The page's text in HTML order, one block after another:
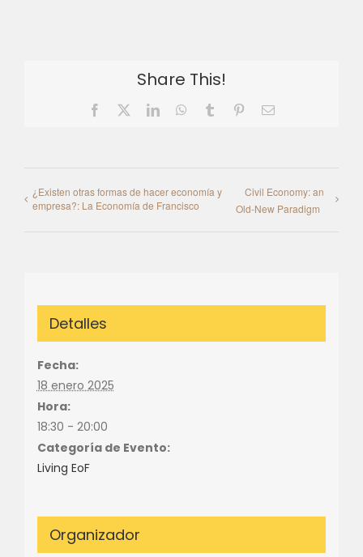
Share This!
Facebook LinkedInWhatsApp
Tumblr PinterestEmail
¿Existen otras formas de hacer economía y
empresa?: La Economía de Francisco
Civil Economy: an
Old-New Paradigm
Detalles
Fecha:
18 enero 2025
Hora:
18:30 - 20:00
Categoría de Evento:
Living EoF
Organizador